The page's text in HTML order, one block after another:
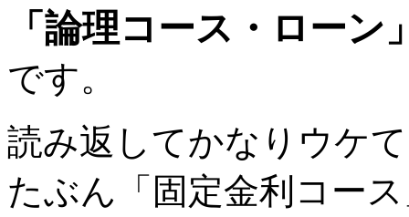
「論理コース・ローン
です。
読み返してかなりウケ
たぶん「固定金利コー